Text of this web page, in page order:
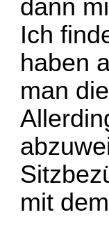
dann
Ich
haben
man
mit